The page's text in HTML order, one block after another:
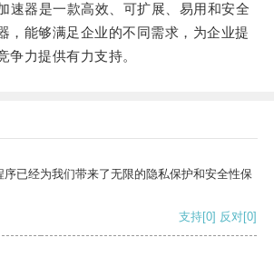
器是一款高效、可扩展、易用和安全
，能够满足企业的不同需求，为企业提
争力提供有力支持。
已经为我们带来了无限的隐私保护和安全性保
支持[0] 反对[0]